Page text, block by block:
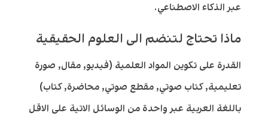
عبر الذكاء الاصطناعي.
ماذا تحتاج لتنضم الى العلوم الحقيقية
القدرة على تكوين المواد العلمية (فيديو, مقال, صورة
تعليمية, كتاب صوتي, مقطع صوتي, محاضرة, كتاب)
باللغة العربية عبر واحدة من الوسائل الاتية على الاقل